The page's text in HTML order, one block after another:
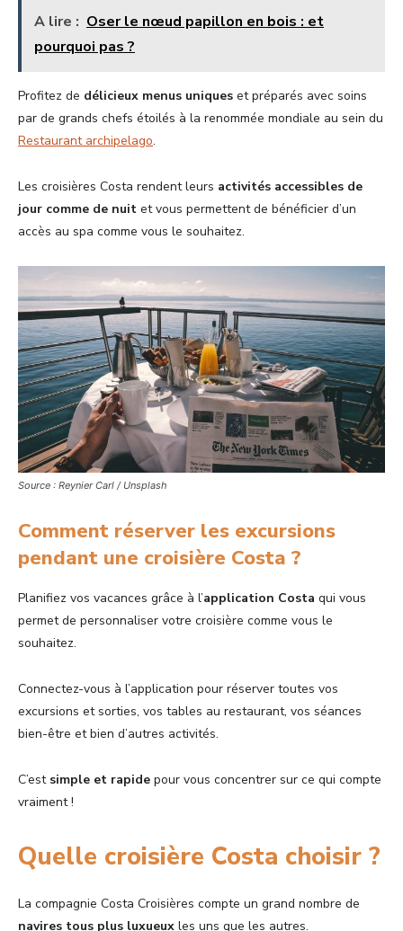
A lire : Oser le nœud papillon en bois : et
pourquoi pas ?
Profitez de délicieux menus uniques et préparés avec soins
par de grands chefs étoilés à la renommée mondiale au sein du
Restaurant archipelago.
Les croisières Costa rendent leurs activités accessibles de
jour comme de nuit et vous permettent de bénéficier d’un
accès au spa comme vous le souhaitez.
Source : Reynier Carl / Unsplash
Comment réserver les excursions
pendant une croisière Costa ?
Planifiez vos vacances grâce à l’application Costa qui vous
permet de personnaliser votre croisière comme vous le
souhaitez.
Connectez-vous à l’application pour réserver toutes vos
excursions et sorties, vos tables au restaurant, vos séances
bien-être et bien d’autres activités.
C’est simple et rapide pour vous concentrer sur ce qui compte
vraiment !
Quelle croisière Costa choisir ?
La compagnie Costa Croisières compte un grand nombre de
navires tous plus luxueux les uns que les autres.